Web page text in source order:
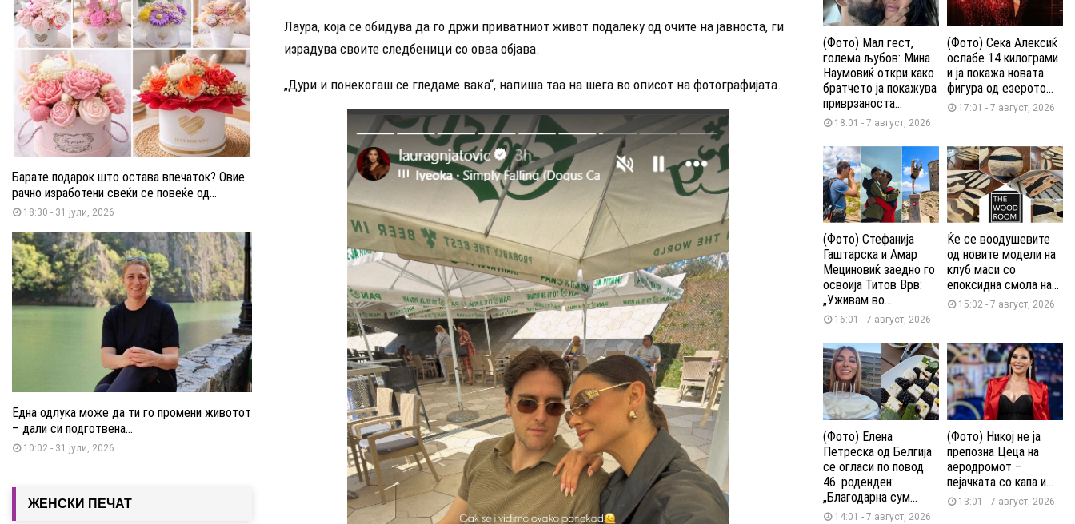
Лаура, која се обидува да го држи приватниот живот подалеку од очите на јавноста, ги
израдува своите следбеници со оваа објава.
„Дури и понекогаш се гледаме вака“, напиша таа на шега во описот на фотографијата.
Барате подарок што остава впечаток? Овие
рачно изработени свеќи се повеќе од...
18:30 - 31 јули, 2026
Една одлука може да ти го промени животот
– дали си подготвена...
10:02 - 31 јули, 2026
ЖЕНСКИ ПЕЧАТ
(Фото) Мал гест,
голема љубов: Мина
Наумовиќ откри како
братчето ја покажува
приврзаноста...
18:01 - 7 август, 2026
(Фото) Сека Алексиќ
ослабе 14 килограми
и ја покажа новата
фигура од езерото...
17:01 - 7 август, 2026
(Фото) Стефанија
Гаштарска и Амар
Мециновиќ заедно го
освоија Титов Врв:
„Уживам во...
16:01 - 7 август, 2026
Ќе се воодушевите
од новите модели на
клуб маси со
епоксидна смола на...
15:02 - 7 август, 2026
(Фото) Елена
Петреска од Белгија
се огласи по повод
46. роденден:
„Благодарна сум...
14:01 - 7 август, 2026
(Фото) Никој не ја
препозна Цеца на
аеродромот –
пејачката со капа и...
13:01 - 7 август, 2026